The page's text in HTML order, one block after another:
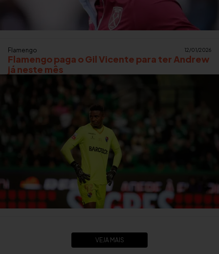
Flamengo 12/01/2026
Flamengo paga o Gil Vicente para ter Andrew
já neste mês
VEJA MAIS